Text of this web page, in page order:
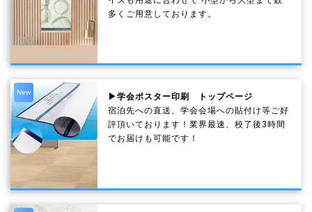
多くご用意しております。
New
▶学会ポスター印刷 トップページ
宿泊先への直送、学会会場への貼付け等ご好
評頂いております！業界最速、校了後3時間
でお届けも可能です！